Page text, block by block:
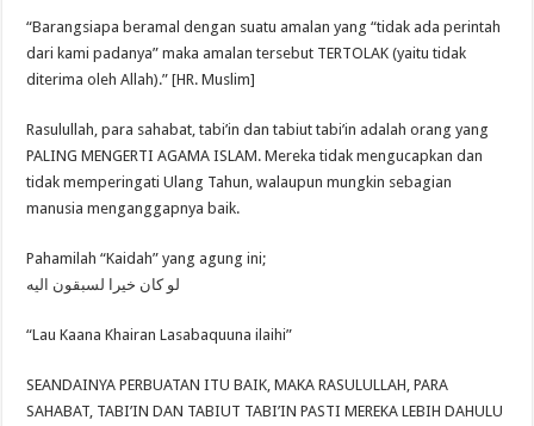
“Barangsiapa beramal dengan suatu amalan yang “tidak ada perintah
dari kami padanya” maka amalan tersebut TERTOLAK (yaitu tidak
diterima oleh Allah).” [HR. Muslim]
Rasulullah, para sahabat, tabi’in dan tabiut tabi’in adalah orang yang
PALING MENGERTI AGAMA ISLAM. Mereka tidak mengucapkan dan
tidak memperingati Ulang Tahun, walaupun mungkin sebagian
manusia menganggapnya baik.
Pahamilah “Kaidah” yang agung ini;
لو كان خيرا لسبقون اليه
“Lau Kaana Khairan Lasabaquuna ilaihi”
SEANDAINYA PERBUATAN ITU BAIK, MAKA RASULULLAH, PARA
SAHABAT, TABI’IN DAN TABIUT TABI’IN PASTI MEREKA LEBIH DAHULU